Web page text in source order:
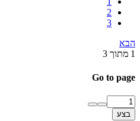
2
3
הבא
1 מתוך 3
Go to page
בצע